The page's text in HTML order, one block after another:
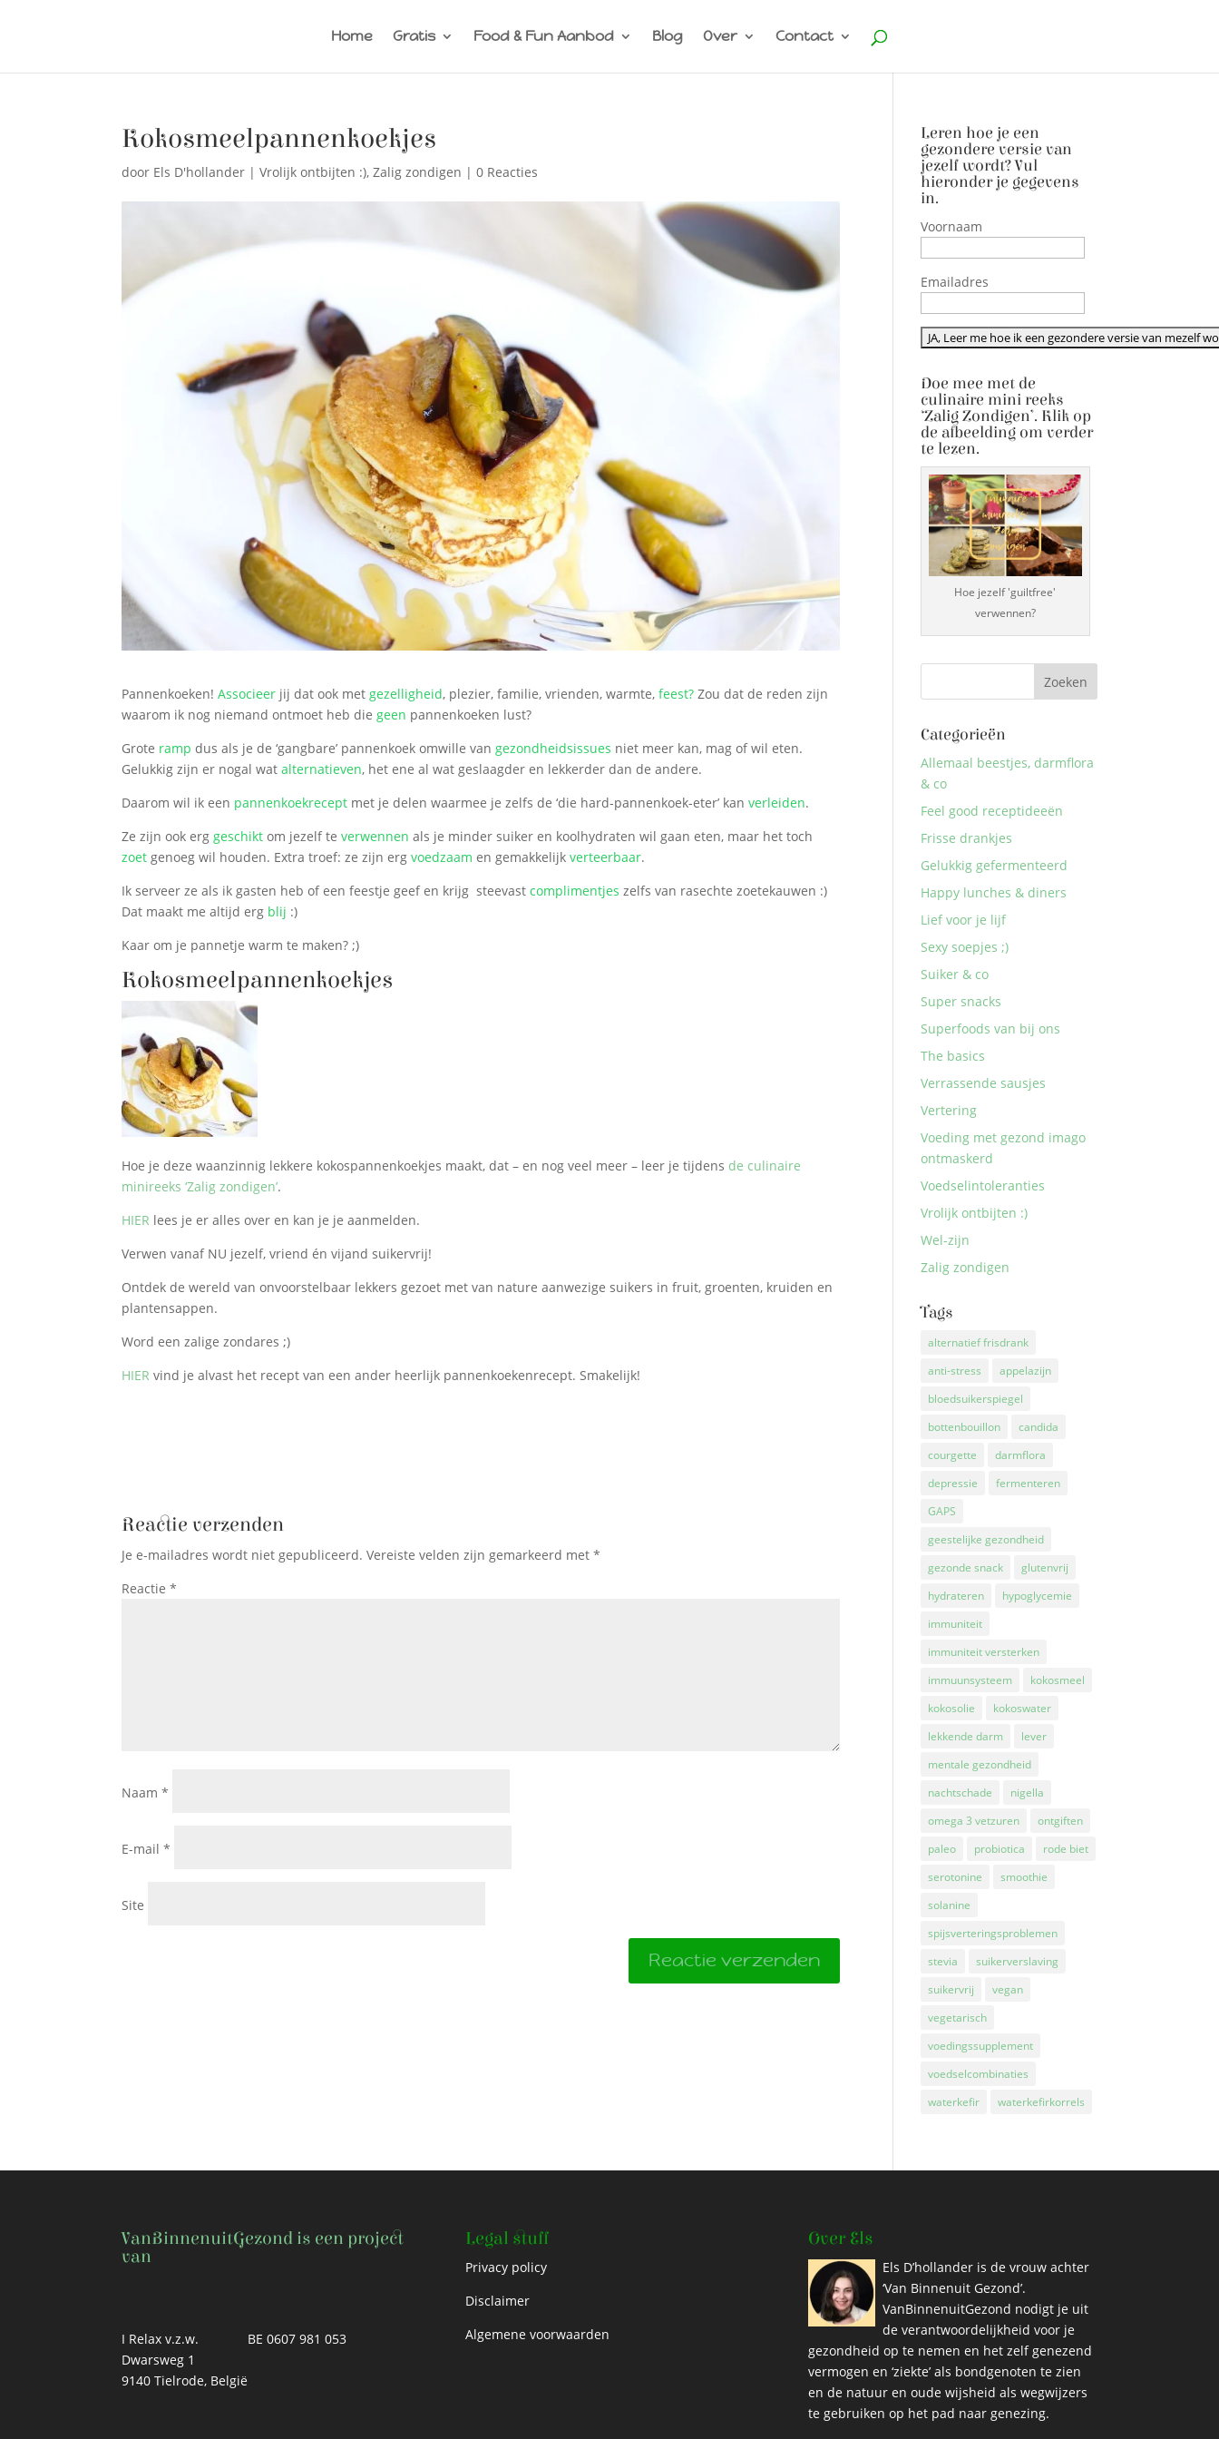
Home Gratis Food & Fun Aanbod Blog Over Contact
Kokosmeelpannenkoekjes
door Els D'hollander |Vrolijk ontbijten :),Zalig zondigen |0 Reacties
Pannenkoeken!Associeer jij dat ook met gezelligheid, plezier, familie, vrienden, warmte,feest? Zou dat de reden zijn
waarom ik nog niemand ontmoet heb die geen pannenkoeken lust?
Grote ramp dus als je de ‘gangbare’ pannenkoek omwille van gezondheidsissues niet meer kan, mag of wil eten.
Gelukkig zijn er nogal watalternatieven, het ene al wat geslaagder en lekkerder dan de andere.
Daarom wil ik een pannenkoekrecept met je delen waarmee je zelfs de ‘die hard-pannenkoek-eter’ kanverleiden.
Ze zijn ook erg geschikt om jezelf teverwennen als je minder suiker en koolhydraten wil gaan eten, maar het toch
zoet genoeg wil houden. Extra troef: ze zijn ergvoedzaamen gemakkelijkverteerbaar.
Ik serveer ze als ik gasten heb of een feestje geef en krijg steevastcomplimentjes zelfs van rasechte zoetekauwen :)
Dat maakt me altijd erg blij :)
Kaar om je pannetje warm te maken? ;)
Kokosmeelpannenkoekjes
Hoe je deze waanzinnig lekkere kokospannenkoekjes maakt, dat – en nog veel meer – leer je tijdens de culinaire
minireeks ‘Zalig zondigen’.
HIER lees je er alles over en kan je je aanmelden.
Verwen vanaf NU jezelf, vriend én vijand suikervrij!
Ontdek de wereld van onvoorstelbaar lekkers gezoet met van nature aanwezige suikers in fruit, groenten, kruiden en
plantensappen.
Word een zalige zondares ;)
HIER vind je alvast het recept van een ander heerlijk pannenkoekenrecept. Smakelijk!
Reactie verzenden
Je e-mailadres wordt niet gepubliceerd. Vereiste velden zijn gemarkeerd met*
Reactie*
Naam*
E-mail*
Site
Leren hoe je een
gezondere versie van
jezelf wordt? Vul
hieronder je gegevens
in.
Voornaam
Emailadres
Doe mee met de
culinaire mini reeks
‘Zalig Zondigen’. Klik op
de afbeelding om verder
te lezen.
Hoe jezelf 'guiltfree'
verwennen?
Categorieën
Allemaal beestjes, darmflora
& co
Feel good receptideeën
Frisse drankjes
Gelukkig gefermenteerd
Happy lunches & diners
Lief voor je lijf
Sexy soepjes ;)
Suiker & co
Super snacks
Superfoods van bij ons
The basics
Verrassende sausjes
Vertering
Voeding met gezond imago
ontmaskerd
Voedselintoleranties
Vrolijk ontbijten :)
Wel-zijn
Zalig zondigen
Tags
alternatief frisdrank
anti-stress
appelazijn
bloedsuikerspiegel
bottenbouillon
candida
courgette
darmflora
depressie
fermenteren
GAPS
geestelijke gezondheid
gezonde snack
glutenvrij
hydrateren
hypoglycemie
immuniteit
immuniteit versterken
immuunsysteem
kokosmeel
kokosolie
kokoswater
lekkende darm
lever
mentale gezondheid
nachtschade
nigella
omega 3 vetzuren
ontgiften
paleo
probiotica
rode biet
serotonine
smoothie
solanine
spijsverteringsproblemen
stevia
suikerverslaving
suikervrij
vegan
vegetarisch
voedingssupplement
voedselcombinaties
waterkefir
waterkefirkorrels
VanBinnenuitGezond is een project
van
I Relax v.z.w.
Dwarsweg 1
9140 Tielrode, België
BE 0607 981 053
Legal stuff
Privacy policy
Disclaimer
Algemene voorwaarden
Over Els
Els D’hollander is de vrouw achter
‘Van Binnenuit Gezond’.
VanBinnenuitGezond nodigt je uit
de verantwoordelijkheid voor je
gezondheid op te nemen en het zelf genezend
vermogen en ‘ziekte’ als bondgenoten te zien
en de natuur en oude wijsheid als wegwijzers
te gebruiken op het pad naar genezing.